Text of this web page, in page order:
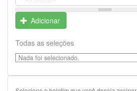
Adicionar
Todas as seleções
Nada foi selecionado.